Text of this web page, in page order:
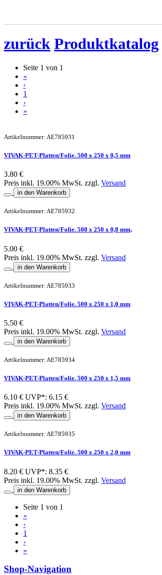
zurück Produktkatalog
Seite 1 von 1
«
‹
1
›
»
Artikelnummer: AE785931
VIVAK-PET-Platten/Folie. 500 x 250 x 0,5 mm
3.80 €
Preis inkl. 19.00% MwSt. zzgl. Versand
in den Warenkorb
Artikelnummer: AE785932
VIVAK-PET-Platten/Folie. 500 x 250 x 0,8 mm,
5.00 €
Preis inkl. 19.00% MwSt. zzgl. Versand
in den Warenkorb
Artikelnummer: AE785933
VIVAK-PET-Platten/Folie. 500 x 250 x 1,0 mm
5.50 €
Preis inkl. 19.00% MwSt. zzgl. Versand
in den Warenkorb
Artikelnummer: AE785934
VIVAK-PET-Platten/Folie. 500 x 250 x 1,5 mm
6.10 € UVP*: 6.15 €
Preis inkl. 19.00% MwSt. zzgl. Versand
in den Warenkorb
Artikelnummer: AE785935
VIVAK-PET-Platten/Folie. 500 x 250 x 2,0 mm
8.20 € UVP*: 8.35 €
Preis inkl. 19.00% MwSt. zzgl. Versand
in den Warenkorb
Seite 1 von 1
«
‹
1
›
»
Shop-Navigation